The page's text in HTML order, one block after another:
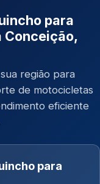
para
Conceição,
região para
de motocicletas
eficiente
para